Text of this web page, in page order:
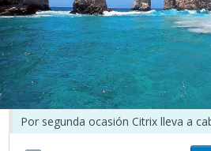
Por segunda ocasión Citrix lleva a